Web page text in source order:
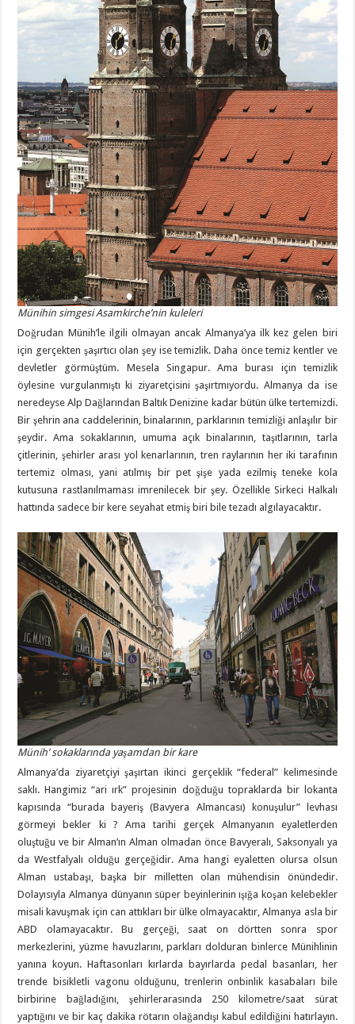
Münihin simgesi Asamkirche’nin kuleleri
Doğrudan Münih’le ilgili olmayan ancak Almanya’ya ilk kez gelen biri
için gerçekten şaşırtıcı olan şey ise temizlik. Daha önce temiz kentler ve
devletler görmüştüm. Mesela Singapur. Ama burası için temizlik
öylesine vurgulanmıştı ki ziyaretçisini şaşırtmıyordu. Almanya da ise
neredeyse Alp Dağlarından Baltık Denizine kadar bütün ülke tertemizdi.
Bir şehrin ana caddelerinin, binalarının, parklarının temizliği anlaşılır bir
şeydir. Ama sokaklarının, umuma açık binalarının, taşıtlarının, tarla
çitlerinin, şehirler arası yol kenarlarının, tren raylarının her iki tarafının
tertemiz olması, yani atılmış bir pet şişe yada ezilmiş teneke kola
kutusuna rastlanılmaması imrenilecek bir şey. Özellikle Sirkeci Halkalı
hattında sadece bir kere seyahat etmiş biri bile tezadı algılayacaktır.
Münih’ sokaklarında yaşamdan bir kare
Almanya’da ziyaretçiyi şaşırtan ikinci gerçeklik “federal” kelimesinde
saklı. Hangimiz “ari ırk” projesinin doğduğu topraklarda bir lokanta
kapısında “burada bayeriş (Bavyera Almancası) konuşulur” levhası
görmeyi bekler ki ? Ama tarihi gerçek Almanyanın eyaletlerden
oluştuğu ve bir Alman’ın Alman olmadan önce Bavyeralı, Saksonyalı ya
da Westfalyalı olduğu gerçeğidir. Ama hangi eyaletten olursa olsun
Alman ustabaşı, başka bir milletten olan mühendisin önündedir.
Dolayısıyla Almanya dünyanın süper beyinlerinin ışığa koşan kelebekler
misali kavuşmak için can attıkları bir ülke olmayacaktır, Almanya asla bir
ABD olamayacaktır. Bu gerçeği, saat on dörtten sonra spor
merkezlerini, yüzme havuzlarını, parkları dolduran binlerce Münihlinin
yanına koyun. Haftasonları kırlarda bayırlarda pedal basanları, her
trende bisikletli vagonu olduğunu, trenlerin onbinlik kasabaları bile
birbirine bağladığını, şehirlerarasında 250 kilometre/saat sürat
yaptığını ve bir kaç dakika rötarın olağandışı kabul edildiğini hatırlayın.